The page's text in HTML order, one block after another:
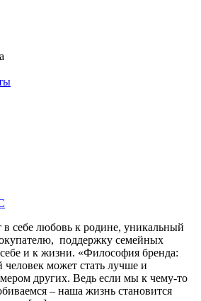
в себе любовь к родине, уникальный
поддержку семейных
и к жизни. «Философия бренда:
может стать лучше и
других. Ведь если мы к чему-то
– наша жизнь становится